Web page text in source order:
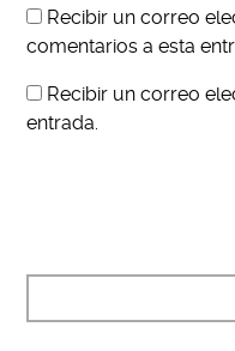
Recibir un correo
comentarios a esta
Recibir un correo
entrada.